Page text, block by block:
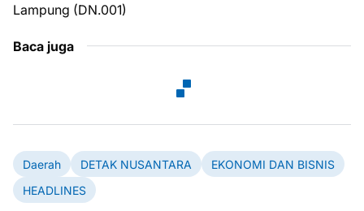
Lampung (DN.001)
Baca juga
Daerah DETAK NUSANTARA
EKONOMI DAN BISNIS
HEADLINES